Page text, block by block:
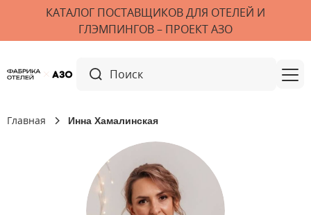
КАТАЛОГ ПОСТАВЩИКОВ ДЛЯ ОТЕЛЕЙ И
ГЛЭМПИНГОВ – ПРОЕКТ АЗО
Главная Инна Хамалинская